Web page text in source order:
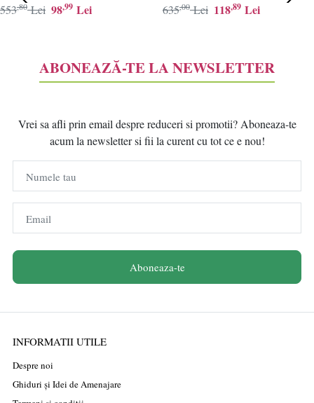
98,99 Lei
553,80 Lei 118,89 Lei
635,00 Lei
ABONEAZĂ-TE LA NEWSLETTER
Vrei sa afli prin email despre reduceri si promotii? Aboneaza-te
acum la newsletter si fii la curent cu tot ce e nou!
Numele tau
Email
Aboneaza-te
INFORMATII UTILE
Despre noi
Ghiduri și Idei de Amenajare